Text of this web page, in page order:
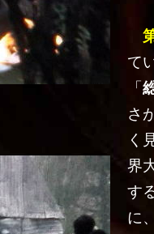
て
「
さ
く
界
す
に